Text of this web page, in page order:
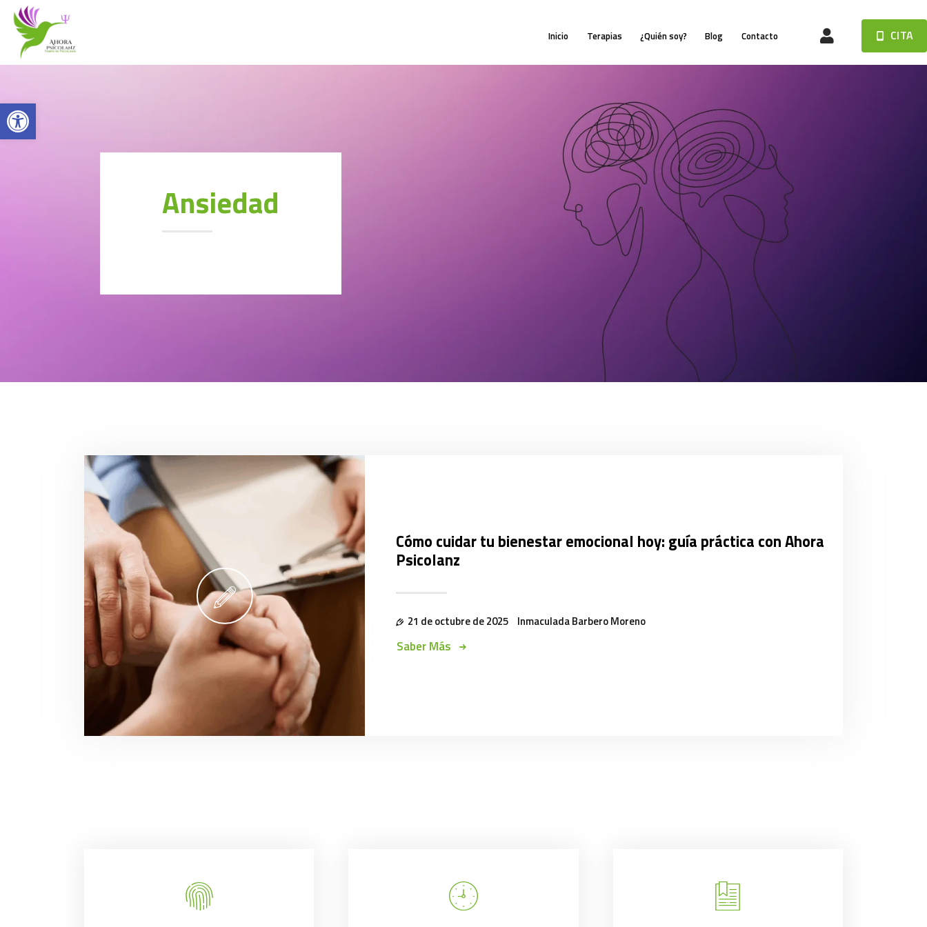
Abrir barra de herramientas
Inicio Terapias ¿Quién soy? Blog Contacto CITA
Ansiedad
MI CUENTA
Cómo cuidar tu bienestar emocional hoy: guía práctica con Ahora
Psicolanz
21 de octubre de 2025 Inmaculada Barbero Moreno
Saber Más